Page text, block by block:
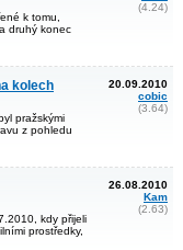
k tomu,
druhý konec
(4.24)
kolech
pražskými
z pohledu
20.09.2010
cobic
(3.64)
kdy přijeli
prostředky,
26.08.2010
Kam
(2.63)